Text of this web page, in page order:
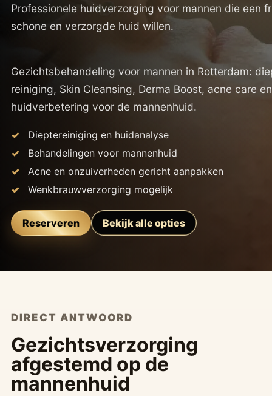
Professionele huidverzorging voor mannen die een
schone en verzorgde huid willen.
Gezichtsbehandeling voor mannen in Rotterdam:
reiniging, Skin Cleansing, Derma Boost, acne care en
huidverbetering voor de mannenhuid.
Dieptereiniging en huidanalyse
Behandelingen voor mannenhuid
Acne en onzuiverheden gericht aanpakken
Wenkbrauwverzorging mogelijk
Reserveren Bekijk alle opties
DIRECT ANTWOORD
Gezichtsverzorging
afgestemd op de
mannenhuid